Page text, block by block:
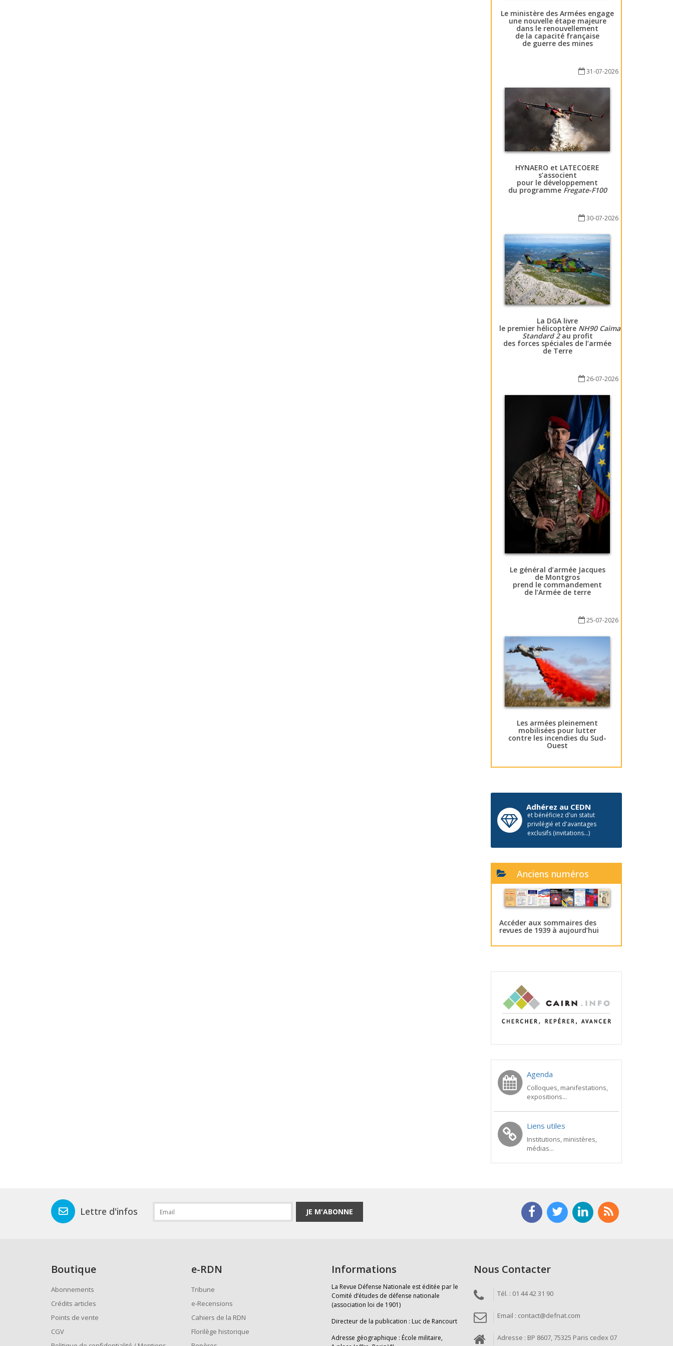
Le ministère des Armées engage
une nouvelle étape majeure
dans le renouvellement
de la capacité française
de guerre des mines
31-07-2026
HYNAERO et LATECOERE
s’associent
pour le développement
du programme Fregate-F100
30-07-2026
La DGA livre
le premier hélicoptère NH90 Caïman
Standard 2au profit
des forces spéciales de l’armée
de Terre
26-07-2026
Le général d’armée Jacques
de Montgros
prend le commandement
de l’Armée de terre
25-07-2026
Les armées pleinement
mobilisées pour lutter
contre les incendies du Sud-
Ouest
Adhérez au CEDN
et bénéficiez d'un statut
privilégié et d'avantages
exclusifs (invitations...)
Anciens numéros
Accéder aux sommaires des
revues de 1939 à aujourd’hui
Agenda
Colloques, manifestations,
expositions...
Liens utiles
Institutions, ministères,
médias...
Lettre d'infos JE M'ABONNE
Boutique
Abonnements
Crédits articles
Points de vente
CGV
e-RDN
Tribune
e-Recensions
Cahiers de la RDN
Florilège historique
Informations
La Revue Défense Nationale est éditée par le
Comité d’études de défense nationale
(association loi de 1901)
Directeur de la publication : Luc de Rancourt
Adresse géographique : École militaire,
Nous Contacter
Tél. : 01 44 42 31 90
Email : contact@defnat.com
Adresse : BP 8607, 75325 Paris cedex 07